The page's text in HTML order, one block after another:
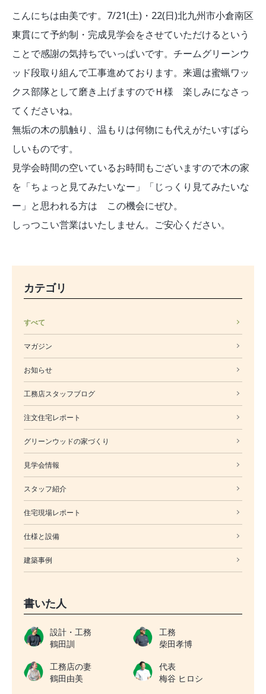
こんにちは由美です。7/21(土)・22(日)北九州市小倉南区
東貫にて予約制・完成見学会をさせていただけるという
ことで感謝の気持ちでいっぱいです。チームグリーンウ
ッド段取り組んで工事進めております。来週は蜜蝋ワッ
クス部隊として磨き上げますのでＨ様 楽しみになさっ
てくださいね。
無垢の木の肌触り、温もりは何物にも代えがたいすばら
しいものです。
見学会時間の空いているお時間もございますので木の家
を「ちょっと見てみたいなー」「じっくり見てみたいな
ー」と思われる方は この機会にぜひ。
しっつこい営業はいたしません。ご安心ください。
カテゴリ
すべて
マガジン
お知らせ
工務店スタッフブログ
注文住宅レポート
グリーンウッドの家づくり
見学会情報
スタッフ紹介
住宅現場レポート
仕様と設備
建築事例
書いた人
設計・工務
鶴田訓
工務
柴田孝博
工務店の妻
鶴田由美
代表
梅谷 ヒロシ